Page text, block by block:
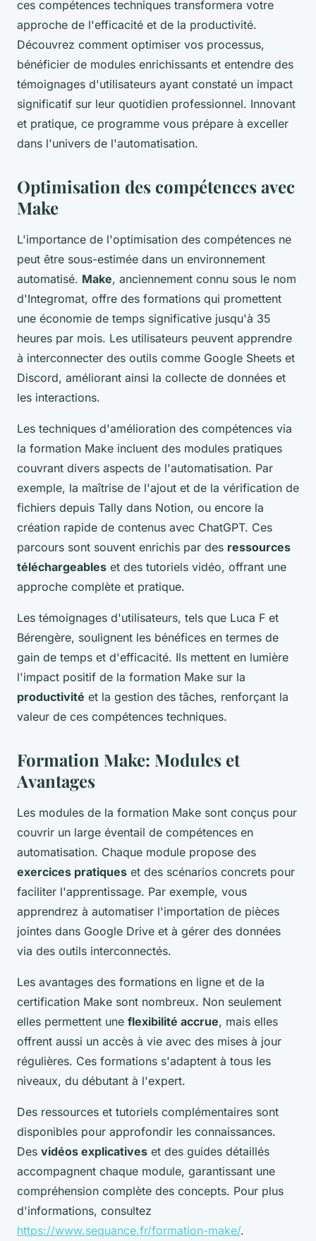
ces compétences techniques transformera votre
approche de l'efficacité et de la productivité.
Découvrez comment optimiser vos processus,
bénéficier de modules enrichissants et entendre des
témoignages d'utilisateurs ayant constaté un impact
significatif sur leur quotidien professionnel. Innovant
et pratique, ce programme vous prépare à exceller
dans l'univers de l'automatisation.
Optimisation des compétences avec
Make
L'importance de l'optimisation des compétences ne
peut être sous-estimée dans un environnement
automatisé. Make, anciennement connu sous le nom
d'Integromat, offre des formations qui promettent
une économie de temps significative jusqu'à 35
heures par mois. Les utilisateurs peuvent apprendre
à interconnecter des outils comme Google Sheets et
Discord, améliorant ainsi la collecte de données et
les interactions.
Les techniques d'amélioration des compétences via
la formation Make incluent des modules pratiques
couvrant divers aspects de l'automatisation. Par
exemple, la maîtrise de l'ajout et de la vérification de
fichiers depuis Tally dans Notion, ou encore la
création rapide de contenus avec ChatGPT. Ces
parcours sont souvent enrichis par des ressources
téléchargeables et des tutoriels vidéo, offrant une
approche complète et pratique.
Les témoignages d'utilisateurs, tels que Luca F et
Bérengère, soulignent les bénéfices en termes de
gain de temps et d'efficacité. Ils mettent en lumière
l'impact positif de la formation Make sur la
productivité et la gestion des tâches, renforçant la
valeur de ces compétences techniques.
Formation Make: Modules et
Avantages
Les modules de la formation Make sont conçus pour
couvrir un large éventail de compétences en
automatisation. Chaque module propose des
exercices pratiques et des scénarios concrets pour
faciliter l'apprentissage. Par exemple, vous
apprendrez à automatiser l'importation de pièces
jointes dans Google Drive et à gérer des données
via des outils interconnectés.
Les avantages des formations en ligne et de la
certification Make sont nombreux. Non seulement
elles permettent une flexibilité accrue, mais elles
offrent aussi un accès à vie avec des mises à jour
régulières. Ces formations s'adaptent à tous les
niveaux, du débutant à l'expert.
Des ressources et tutoriels complémentaires sont
disponibles pour approfondir les connaissances.
Des vidéos explicatives et des guides détaillés
accompagnent chaque module, garantissant une
compréhension complète des concepts. Pour plus
d'informations, consultez
https://www.sequance.fr/formation-make/.